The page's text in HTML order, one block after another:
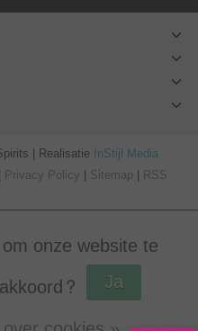
| Realisatie InStijl Media
Privacy Policy | Sitemap | RSS
onze website te
Ja